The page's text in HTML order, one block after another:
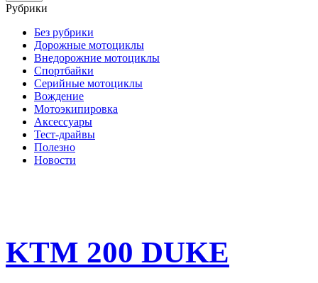
Рубрики
Без рубрики
Дорожные мотоциклы
Внедорожние мотоциклы
Спортбайки
Серийные мотоциклы
Вождение
Мотоэкипировка
Аксессуары
Тест-драйвы
Полезно
Новости
KTM 200 DUKE